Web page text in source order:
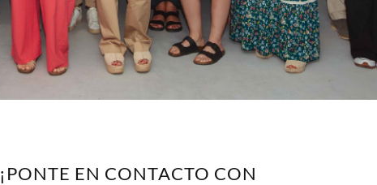
¡PONTE EN CONTACTO CON